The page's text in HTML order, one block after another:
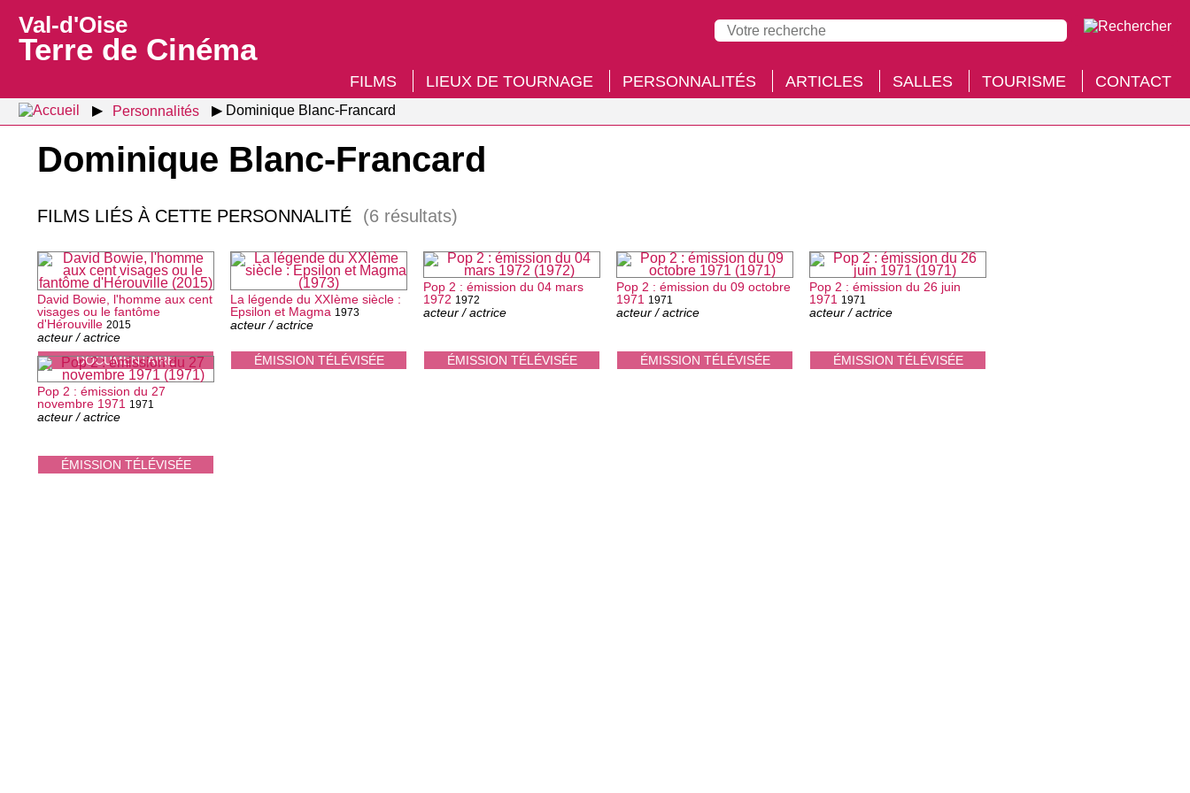
Val-d'Oise
Terre de Cinéma
FILMS LIEUX DE TOURNAGE PERSONNALITÉS ARTICLES SALLES TOURISME CONTACT
Personnalités Dominique Blanc-Francard
Dominique Blanc-Francard
FILMS LIÉS À CETTE PERSONNALITÉ (6 résultats)
DOCUMENTAIRE
David Bowie, l'homme aux cent
visages ou le fantôme
d'Hérouville 2015
acteur / actrice
ÉMISSION TÉLÉVISÉE
La légende du XXIème siècle :
Epsilon et Magma 1973
acteur / actrice
ÉMISSION TÉLÉVISÉE
Pop 2 : émission du 04 mars
1972 1972
acteur / actrice
ÉMISSION TÉLÉVISÉE
Pop 2 : émission du 09 octobre
1971
1971
acteur / actrice
ÉMISSION TÉLÉVISÉE
Pop 2 : émission du 26 juin
1971
1971
acteur / actrice
ÉMISSION TÉLÉVISÉE
Pop 2 : émission du 27
novembre 1971
1971
acteur / actrice